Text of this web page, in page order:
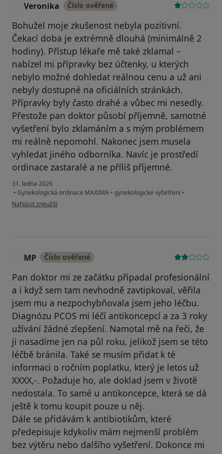
Veronika Číslo ověřené
Bohužel moje zkušenost nebyla pozitivní.
Čekací doba je extrémně dlouhá (minimálně 2
hodiny). Přístup lékaře mě také zklamal –
nabízel mi přípravky bez účtenky, u kterých
nebylo možné dohledat reálnou cenu a už ani
nebyly dostupné na oficiálních stránkách.
Přípravky byly často drahé a vůbec mi nesedly.
Přestože pan doktor působí příjemně, samotné
vyšetření bylo zklamáním a s mým problémem
mi reálně nepomohl. Nakonec jsem musela
vyhledat jiného odborníka. Navíc je prostředí
ordinace zastaralé a ne příliš příjemné.
31. ledna 2026
• Gynekologická ordinace MAXIMA • gynekologické vyšetření •
podle názoru uživatele Veronika
Nahlásit zneužití
MP Číslo ověřené
Pan doktor mi ze začátku připadal profesionální
a i když sem tam nevhodně zavtipkoval, věřila
jsem mu a nezpochybňovala jsem jeho léčbu.
Diagnózu PCOS mi léčí antikoncepcí a za 3 roky
užívání žádné zlepšení. Namotal mě na řeči, že
ji nasadíme jen na půl roku, jelikož jsem se této
léčbě bránila. Také se musím přidat k té
informaci o ročním poplatku, který je letos už
XXXX,-. Požaduje ho, ale doklad jsem v životě
nedostala. To samé u antikoncepce, která se dá
ještě k tomu koupit pouze u něj.
Dále se přidávám k antibiotikům, které
předepisuje kdykoliv mám nejmenší problém
bez výtěru nebo dalšího vyšetření. Dokonce mi